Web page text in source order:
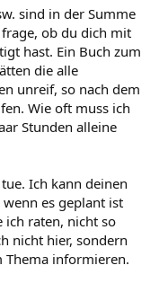
sind in der Summe
ob du dich mit
hast. Ein Buch zum
die alle
unreif, so nach dem
Wie oft muss ich
Stunden alleine
Ich kann deinen
es geplant ist
ich raten, nicht so
nicht hier, sondern
Thema informieren.